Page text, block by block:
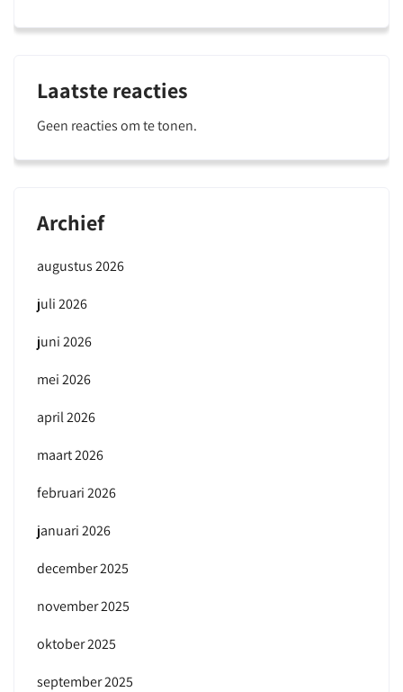
Laatste reacties
Geen reacties om te tonen.
Archief
augustus 2026
juli 2026
juni 2026
mei 2026
april 2026
maart 2026
februari 2026
januari 2026
december 2025
november 2025
oktober 2025
september 2025